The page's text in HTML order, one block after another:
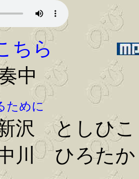
ちら
中
ために
新沢 としひこ
中川 ひろたか